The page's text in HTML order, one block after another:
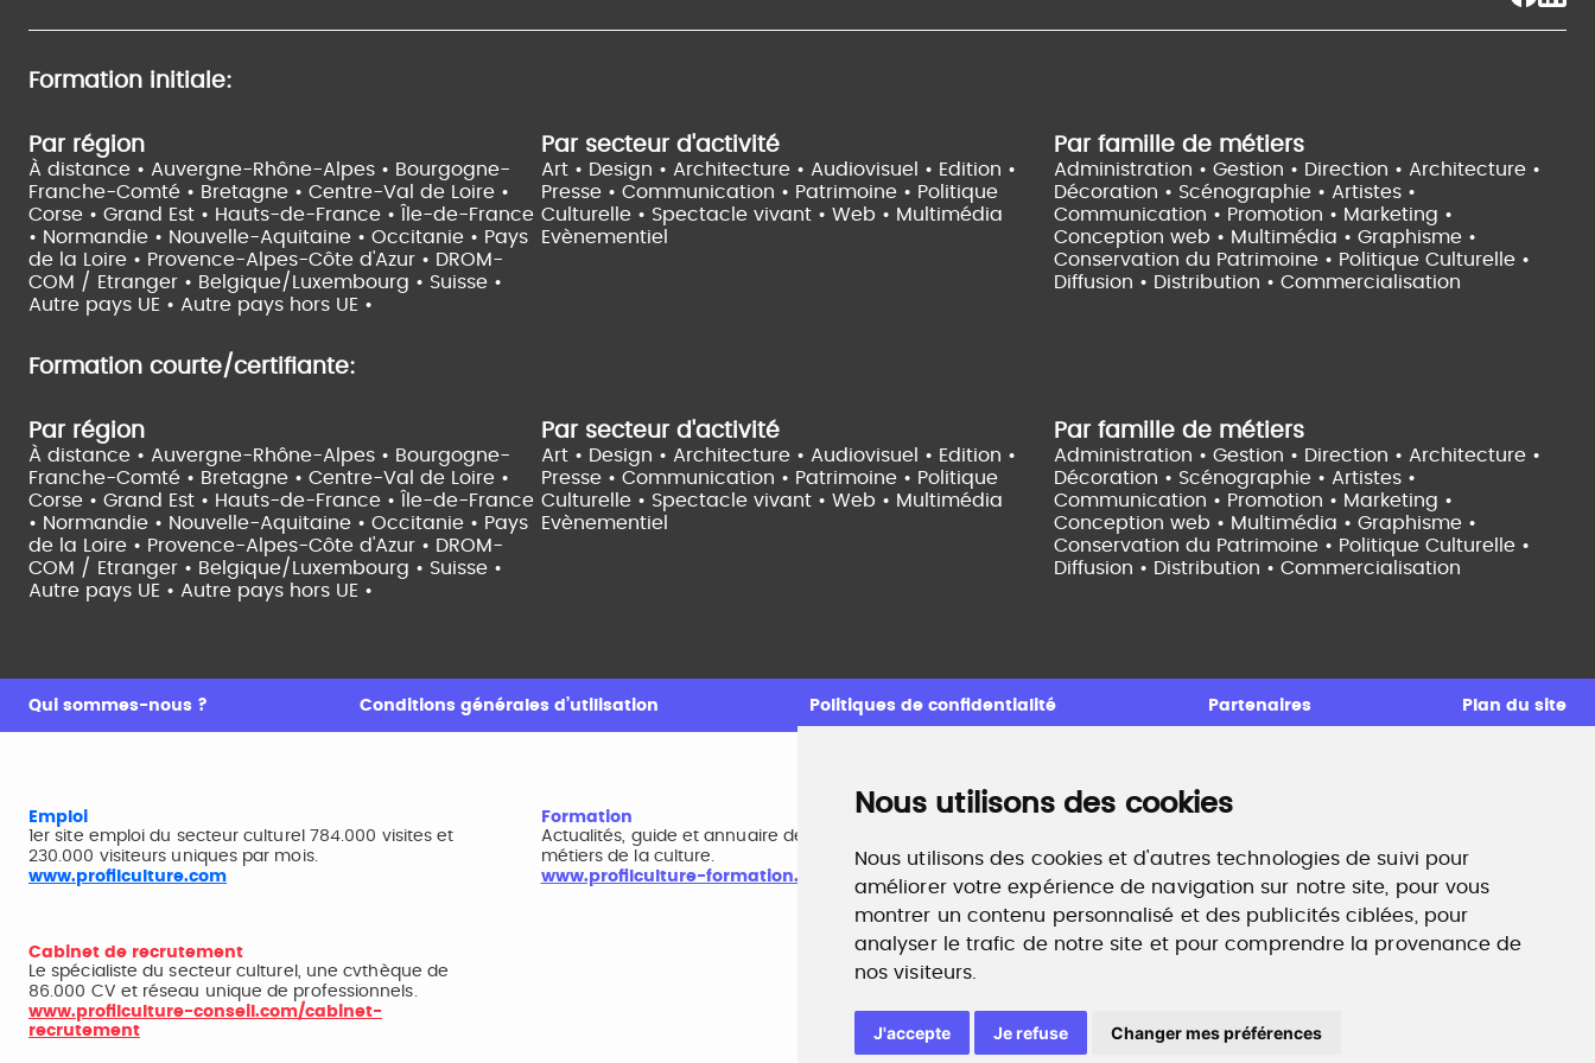
Nous utilisons des cookies
Nous utilisons des cookies et d'autres technologies de suivi pour
améliorer votre expérience de navigation sur notre site, pour vous
montrer un contenu personnalisé et des publicités ciblées, pour
analyser le trafic de notre site et pour comprendre la provenance de
nos visiteurs.
J'accepte Je refuse Changer mes préférences
Formation initiale:
Par région
À distance • Auvergne-Rhône-Alpes • Bourgogne-
Franche-Comté • Bretagne • Centre-Val de Loire •
Corse • Grand Est • Hauts-de-France •
Île-de-France
• Normandie • Nouvelle-Aquitaine • Occitanie • Pays
de la Loire • Provence-Alpes-Côte d'Azur • DROM-
COM / Etranger • Belgique/Luxembourg • Suisse •
Autre pays UE • Autre pays hors UE •
Par secteur d'activité
Art • Design • Architecture • Audiovisuel • Edition •
Presse • Communication • Patrimoine • Politique
Culturelle • Spectacle vivant • Web • Multimédia
Evènementiel
Par famille de métiers
Administration • Gestion • Direction • Architecture •
Décoration • Scénographie • Artistes •
Communication • Promotion • Marketing •
Conception web • Multimédia • Graphisme •
Conservation du Patrimoine • Politique Culturelle •
Diffusion • Distribution • Commercialisation
Formation courte/certifiante:
Par région
À distance • Auvergne-Rhône-Alpes • Bourgogne-
Franche-Comté • Bretagne • Centre-Val de Loire •
Corse • Grand Est • Hauts-de-France •
Île-de-France
• Normandie • Nouvelle-Aquitaine • Occitanie • Pays
de la Loire • Provence-Alpes-Côte d'Azur • DROM-
COM / Etranger • Belgique/Luxembourg • Suisse •
Autre pays UE • Autre pays hors UE •
Par secteur d'activité
Art • Design • Architecture • Audiovisuel • Edition •
Presse • Communication • Patrimoine • Politique
Culturelle • Spectacle vivant • Web • Multimédia
Evènementiel
Par famille de métiers
Administration • Gestion • Direction • Architecture •
Décoration • Scénographie • Artistes •
Communication • Promotion • Marketing •
Conception web • Multimédia • Graphisme •
Conservation du Patrimoine • Politique Culturelle •
Diffusion • Distribution • Commercialisation
Qui sommes-nous ? Conditions générales d’utilisation Politiques de confidentialité Partenaires Plan du site
Emploi
1er site emploi du secteur culturel 784.000 visites et
230.000 visiteurs uniques par mois.
www.profilculture.com
Formation
Actualités, guide et annuaire des formations aux
métiers de la culture.
www.profilculture-formation.com
Accompagnement professionnel
recherche d'emploi, entretien conseil.
www.profilculture-competences.com
Cabinet de recrutement
Le spécialiste du secteur culturel, une cvthèque de
86.000 CV et réseau unique de professionnels.
www.profilculture-conseil.com/cabinet-
recrutement